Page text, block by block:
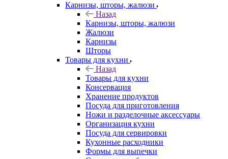
Карнизы, шторы, жалюзи
Назад
Карнизы, шторы, жалюзи
Жалюзи
Карнизы
Шторы
Товары для кухни
Назад
Товары для кухни
Консервация
Хранение продуктов
Посуда для приготовления
Ножи и разделочные аксессуары
Организация кухни
Посуда для сервировки
Кухонные расходники
Формы для выпечки